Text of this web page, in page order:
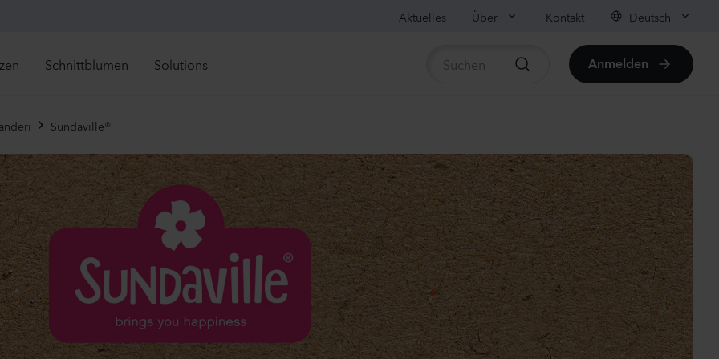
Aktuelles Über Kontakt Deutsch
lieferbar
in Saison
Sortiment
Sundaville®
White
1092
Mandevilla sanderi
Jade
Hot Pink
840Pflanzen
Schnittblumen
Direkt lieferbar
Jetzt in Saison
Alle Produkte anzeigen
Champion
Lavender
19480
Pflanzen
Lisianthus sp.
Mariachi
2 Lavender
12450 Pflanzen
Solutions
Grower Solutions
Anmelden
Sundaville®